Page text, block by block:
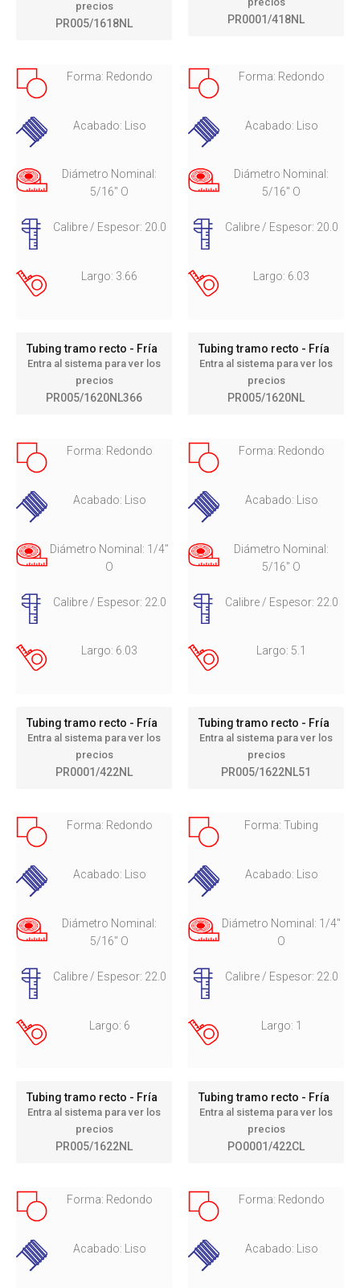
precios
PR005/1618NL PR0001/418NL
Forma: Redondo
Acabado: Liso
Diámetro Nominal:
5/16" O
Calibre / Espesor: 20.0
Largo: 3.66
Tubing tramo recto - Fría
Entra al sistema para ver los
precios
PR005/1620NL366
Forma: Redondo
Acabado: Liso
Diámetro Nominal:
5/16" O
Calibre / Espesor: 20.0
Largo: 6.03
Tubing tramo recto - Fría
Entra al sistema para ver los
precios
PR005/1620NL
Forma: Redondo
Acabado: Liso
Diámetro Nominal: 1/4"
O
Calibre / Espesor: 22.0
Largo: 6.03
Tubing tramo recto - Fría
Entra al sistema para ver los
precios
PR0001/422NL
Forma: Redondo
Acabado: Liso
Diámetro Nominal:
5/16" O
Calibre / Espesor: 22.0
Largo: 5.1
Tubing tramo recto - Fría
Entra al sistema para ver los
precios
PR005/1622NL51
Forma: Redondo
Acabado: Liso
Diámetro Nominal:
5/16" O
Calibre / Espesor: 22.0
Largo: 6
Tubing tramo recto - Fría
Entra al sistema para ver los
precios
PR005/1622NL
Forma: Tubing
Acabado: Liso
Diámetro Nominal: 1/4"
O
Calibre / Espesor: 22.0
Largo: 1
Tubing tramo recto - Fría
Entra al sistema para ver los
precios
PO0001/422CL
Forma: Redondo
Acabado: Liso
Forma: Redondo
Acabado: Liso